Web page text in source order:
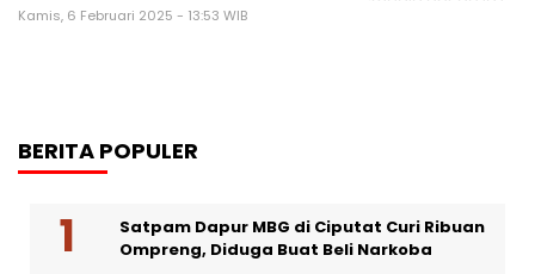
Kamis, 6 Februari 2025 - 13:53 WIB
BERITA POPULER
Satpam Dapur MBG di Ciputat Curi Ribuan
Ompreng, Diduga Buat Beli Narkoba